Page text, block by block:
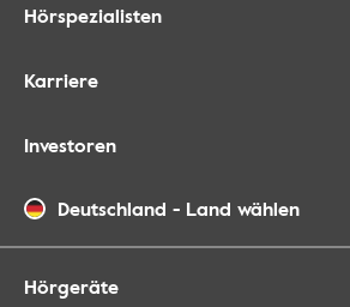
Hörspezialisten
Karriere
Investoren
Deutschland - Land wählen
Hörgeräte